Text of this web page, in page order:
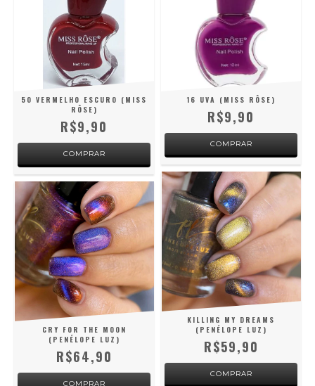
50 VERMELHO ESCURO (MISS
RÔSE)
R$9,90
16 UVA (MISS RÔSE)
R$9,90
CRY FOR THE MOON
(PENÉLOPE LUZ)
R$64,90
KILLING MY DREAMS
(PENÉLOPE LUZ)
R$59,90